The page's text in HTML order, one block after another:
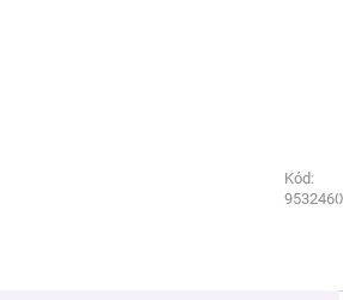
Kód:
Kód: